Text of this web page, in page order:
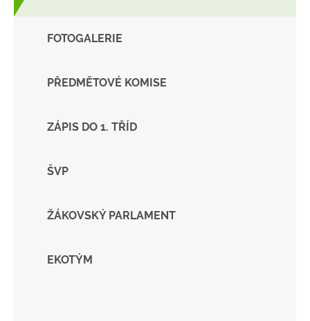
FOTOGALERIE
PŘEDMĚTOVÉ KOMISE
ZÁPIS DO 1. TŘÍD
ŠVP
ŽÁKOVSKÝ PARLAMENT
EKOTÝM